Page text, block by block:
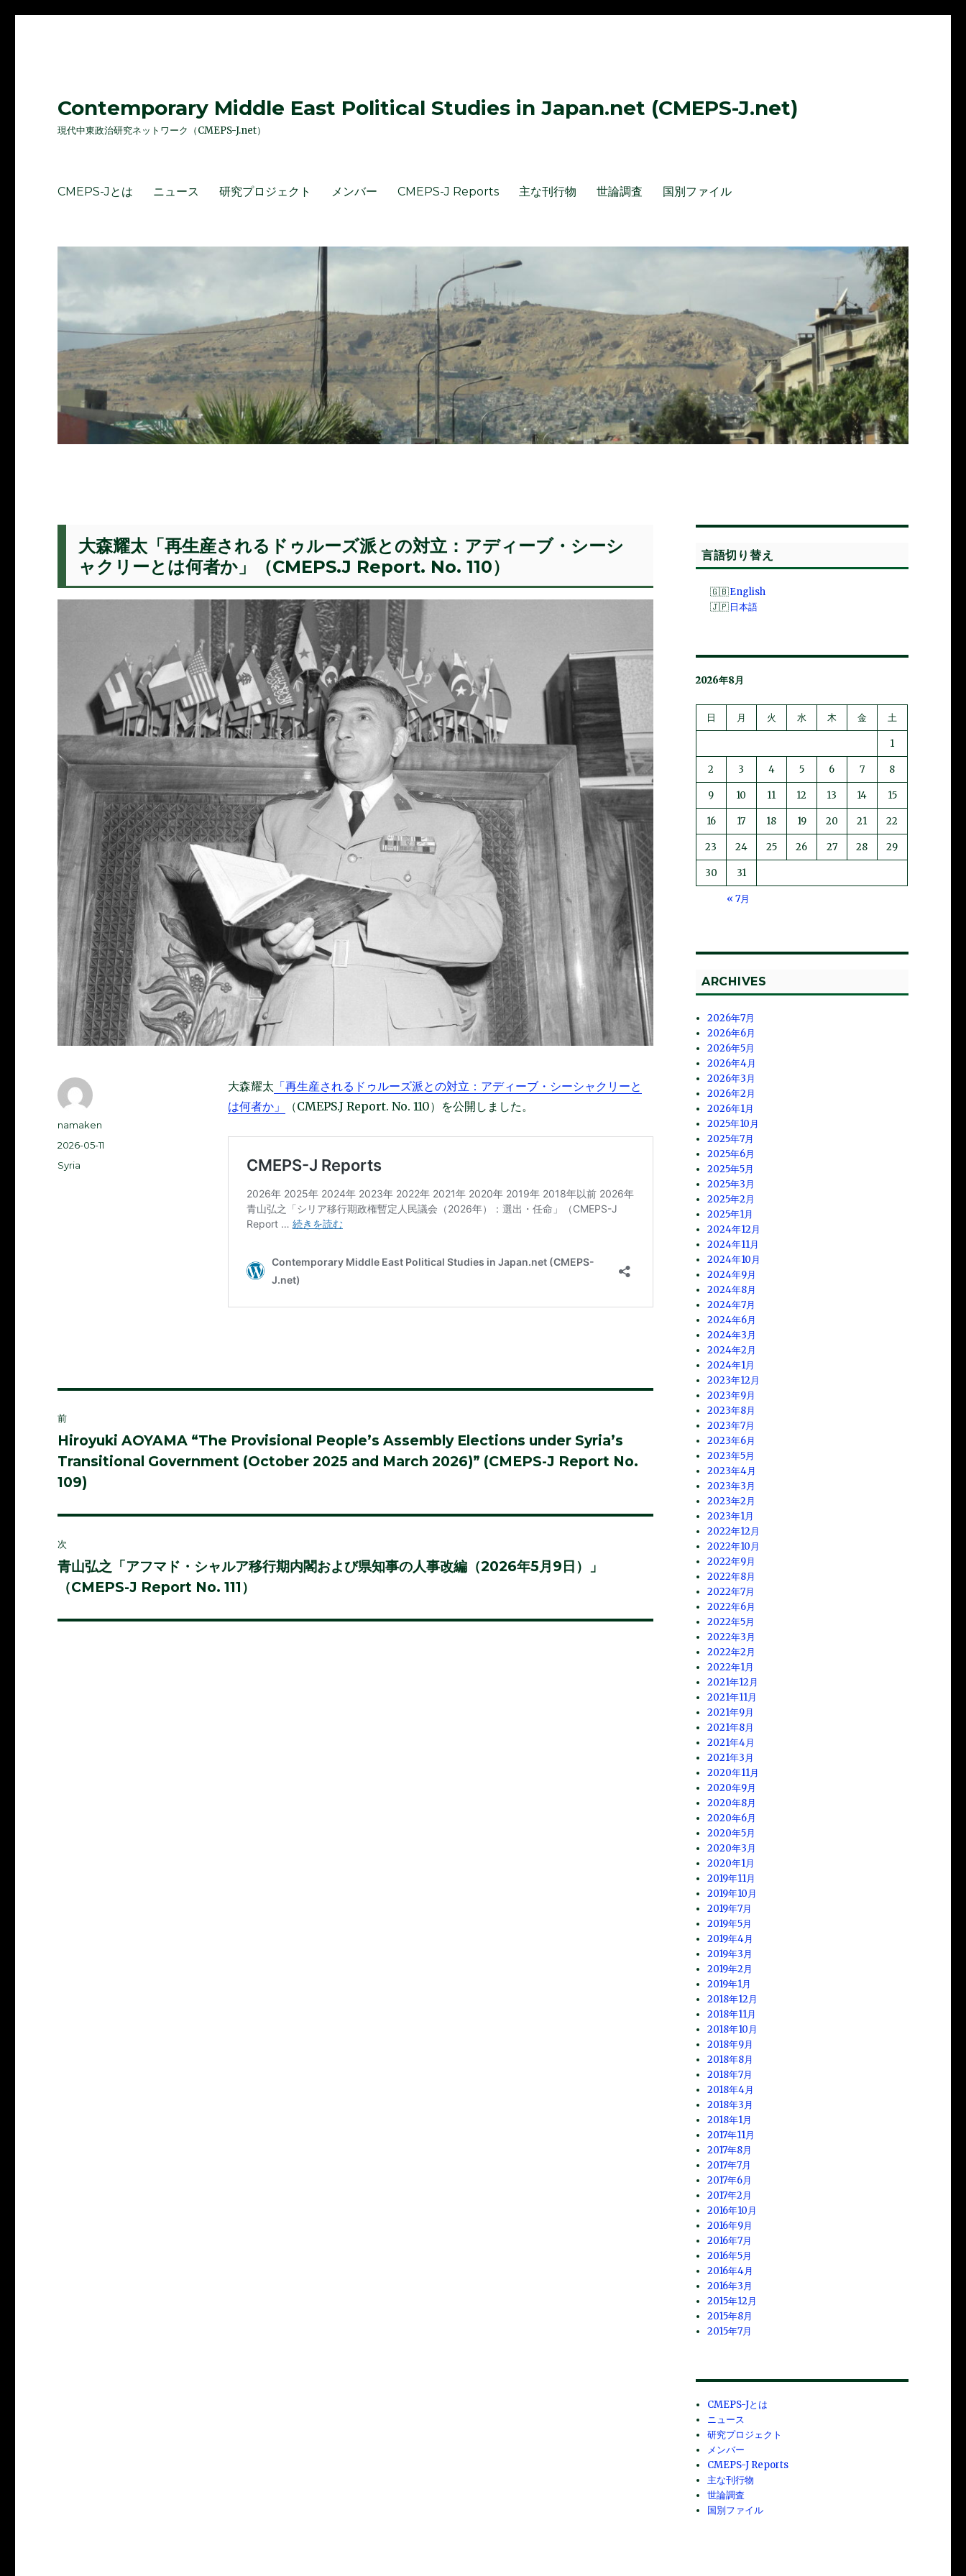
Contemporary Middle East Political Studies in Japan.net (CMEPS-J.net)
現代中東政治研究ネットワーク（CMEPS-J.net）
CMEPS-Jとは ニュース 研究プロジェクト メンバー CMEPS-J Reports 主な刊行物 世論調査 国別ファイル
大森耀太「再生産されるドゥルーズ派との対立：アディーブ・シーシ
ャクリーとは何者か」（CMEPS.J Report. No. 110）
大森耀太 「再生産されるドゥルーズ派との対立：アディーブ・シーシャクリーと
は何者か」
（CMEPS.J Report. No. 110）を公開しました。
投
namaken
投
日:
2026-05-11
カ
Syria
稿
ナ
ー
シ
ョ
前
前
の
投
Hiroyuki AOYAMA “The Provisional People’s Assembly Elections under Syria’s
Transitional Government (October 2025 and March 2026)” (CMEPS-J Report No.
109)
次
次
の
稿:
青山弘之「アフマド・シャルア移行期内閣および県知事の人事改編（2026年5月9日）」
（CMEPS-J Report No. 111）
言語切り替え
English
日本語
2026年8月
日 月 火 水 木 金 土
1
2 3 4 5 6 7 8
9 10 11 12 13 14 15
16 17 18 19 20 21 22
23 24 25 26 27 28 29
30 31
« 7月
ARCHIVES
2026年7月
2026年6月
2026年5月
2026年4月
2026年3月
2026年2月
2026年1月
2025年10月
2025年7月
2025年6月
2025年5月
2025年3月
2025年2月
2025年1月
2024年12月
2024年11月
2024年10月
2024年9月
2024年8月
2024年7月
2024年6月
2024年3月
2024年2月
2024年1月
2023年12月
2023年9月
2023年8月
2023年7月
2023年6月
2023年5月
2023年4月
2023年3月
2023年2月
2023年1月
2022年12月
2022年10月
2022年9月
2022年8月
2022年7月
2022年6月
2022年5月
2022年3月
2022年2月
2022年1月
2021年12月
2021年11月
2021年9月
2021年8月
2021年4月
2021年3月
2020年11月
2020年9月
2020年8月
2020年6月
2020年5月
2020年3月
2020年1月
2019年11月
2019年10月
2019年7月
2019年5月
2019年4月
2019年3月
2019年2月
2019年1月
2018年12月
2018年11月
2018年10月
2018年9月
2018年8月
2018年7月
2018年4月
2018年3月
2018年1月
2017年11月
2017年8月
2017年7月
2017年6月
2017年2月
2016年10月
2016年9月
2016年7月
2016年5月
2016年4月
2016年3月
2015年12月
2015年8月
2015年7月
CMEPS-Jとは
ニュース
研究プロジェクト
メンバー
CMEPS-J Reports
主な刊行物
世論調査
国別ファイル